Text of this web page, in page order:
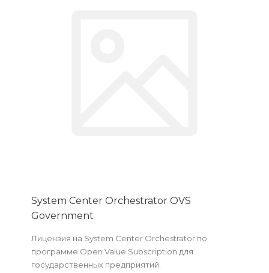
System Center Orchestrator OVS
Government
Лицензия на System Center Orchestrator по
программе Open Value Subscription для
государственных предприятий.